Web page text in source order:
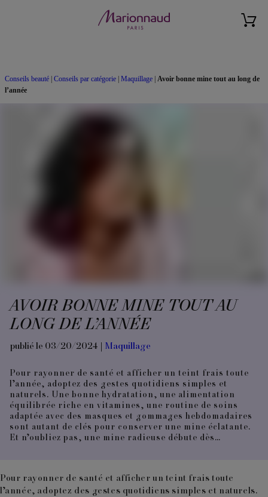
Conseils beauté Conseils par catégorie Maquillage Avoir bonne mine tout au long de
l’année
AVOIR BONNE MINE TOUT AU
LONG DE L’ANNÉE
publié le 03/20/2024 | Maquillage
Pour rayonner de santé et afficher un teint frais toute
l’année, adoptez des gestes quotidiens simples et
naturels. Une bonne hydratation, une alimentation
équilibrée riche en vitamines, une routine de soins
adaptée avec des masques et gommages hebdomadaires
sont autant de clés pour conserver une mine éclatante.
Et n’oubliez pas, une mine radieuse débute dès…
Pour rayonner de santé et afficher un teint frais toute
l’année, adoptez des gestes quotidiens simples et naturels.